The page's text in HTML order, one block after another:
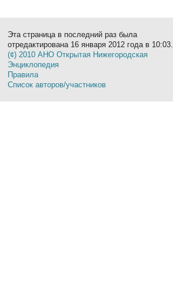
Эта страница в последний раз была
отредактирована 16 января 2012 года в 10:03.
(¢) 2010 АНО Открытая Нижегородская
Энциклопедия
Правила
Список авторов/участников